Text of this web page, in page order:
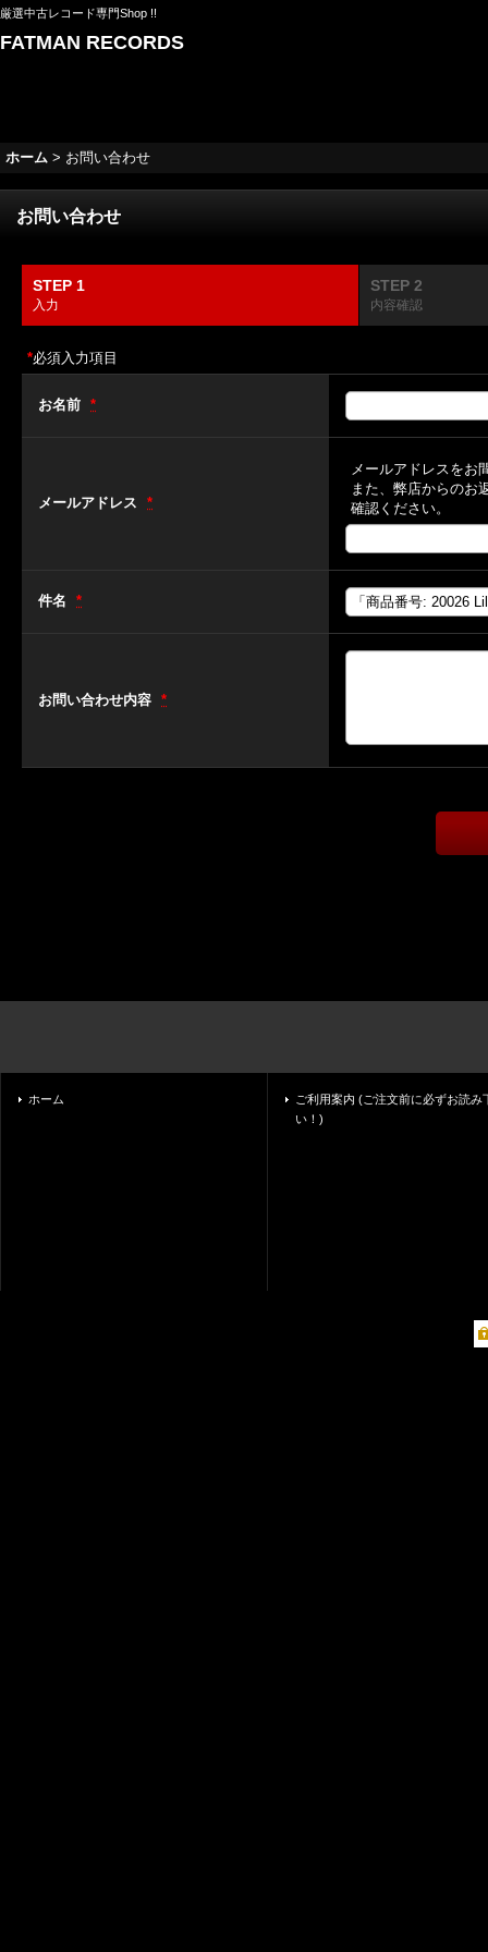
厳選中古レコード専門Shop !!
FATMAN RECORDS
ホーム > お問い合わせ
お問い合わせ
STEP 1
入力
STEP 2
内容確認
*必須入力項目
お名前 *
メールアドレス *
メールアドレスをお
また、弊店からのお
確認ください。
件名 *
お問い合わせ内容 *
ホーム
ご利用案内 (ご注文前に必ずお読み
い！)